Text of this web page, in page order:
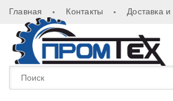
Главная Контакты Доставка